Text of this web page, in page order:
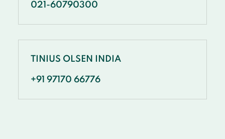
021-60790300
TINIUS OLSEN INDIA
+91 97170 66776